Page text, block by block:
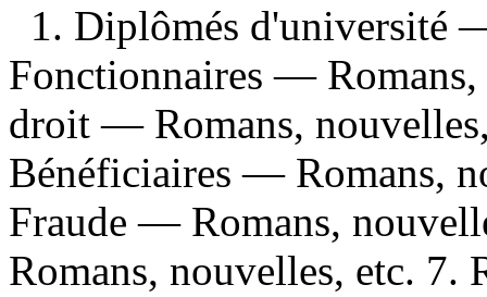
1. Diplômés d'université
Fonctionnaires — Romans,
droit — Romans,
Bénéficiaires — Romans,
Fraude — Romans,
Romans, nouvelles, etc. 7.